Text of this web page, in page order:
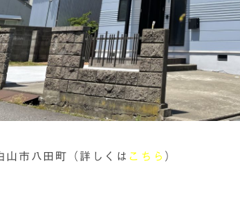
山市八田町（詳しくは こちら ）